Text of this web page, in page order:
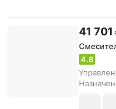
41 701
4.8